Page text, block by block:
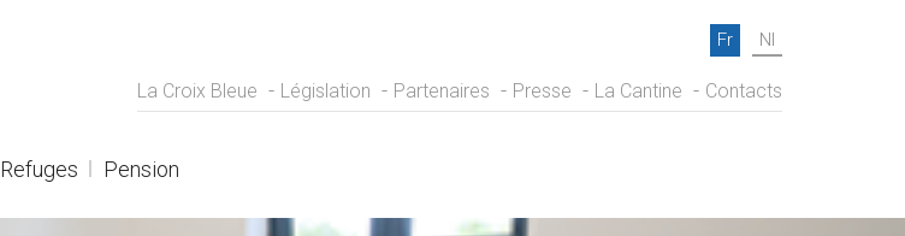
Fr Nl
La Croix Bleue Législation Partenaires Presse La Cantine Contacts
Refuges Pension